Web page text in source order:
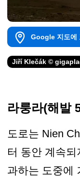
Google 지도에
Jiří Klečák ©
라룽라(해발
도로는 Nien
터 동안 계속
과하는 도중에